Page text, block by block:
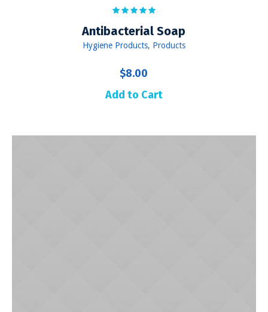
Antibacterial Soap
Hygiene Products, Products
$8.00
Add to Cart